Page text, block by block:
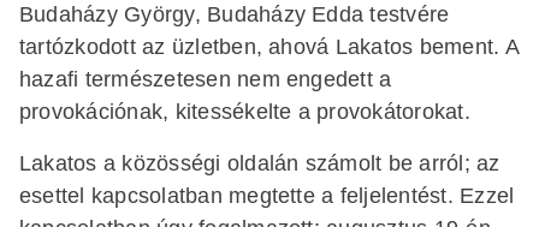
Budaházy György, Budaházy Edda testvére
tartózkodott az üzletben, ahová Lakatos bement. A
hazafi természetesen nem engedett a
provokációnak, kitessékelte a provokátorokat.
Lakatos a közösségi oldalán számolt be arról; az
esettel kapcsolatban megtette a feljelentést. Ezzel